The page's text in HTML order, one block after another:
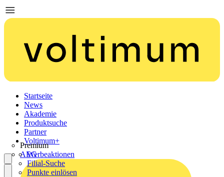
Startseite
News
Akademie
Produktsuche
Partner
Premium
AEG
Voltimum+
Werbeaktionen
Filial-Suche
Punkte einlösen